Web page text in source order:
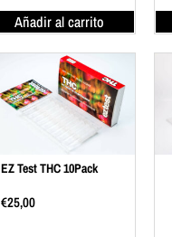
Añadir al carrito
EZ Test THC 10Pack
€25,00